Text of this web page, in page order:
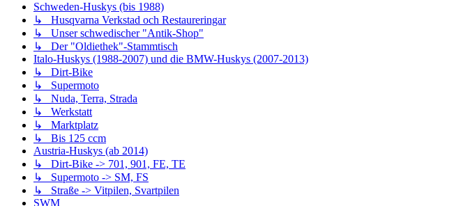
Schweden-Huskys (bis 1988)
↳ Husqvarna Verkstad och Restaureringar
↳ Unser schwedischer "Antik-Shop"
↳ Der "Oldiethek"-Stammtisch
Italo-Huskys (1988-2007) und die BMW-Huskys (2007-2013)
↳ Dirt-Bike
↳ Supermoto
↳ Nuda, Terra, Strada
↳ Werkstatt
↳ Marktplatz
↳ Bis 125 ccm
Austria-Huskys (ab 2014)
↳ Dirt-Bike -> 701, 901, FE, TE
↳ Supermoto -> SM, FS
↳ Straße -> Vitpilen, Svartpilen
SWM